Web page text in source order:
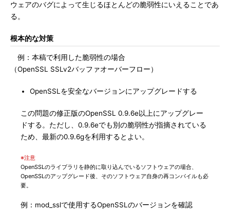
ウェアのバグによって生じるほとんどの脆弱性にいえることであ
る。
根本的な対策
例：本稿で利用した脆弱性の場合
（OpenSSL SSLv2バッファオーバーフロー）
OpenSSLを安全なバージョンにアップグレードする
この問題の修正版のOpenSSL 0.9.6e以上にアップグレー
ドする。ただし、0.9.6eでも別の脆弱性が指摘されている
ため、最新の0.9.6gを利用するとよい。
※注意
OpenSSLのライブラリを静的に取り込んでいるソフトウェアの場合、
OpenSSLのアップグレード後、そのソフトウェア自身の再コンパイルも必
要。
例：mod_sslで使用するOpenSSLのバージョンを確認